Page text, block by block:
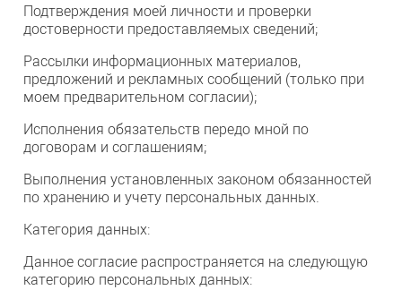
Подтверждения моей личности и проверки
достоверности предоставляемых сведений;
Рассылки информационных материалов,
предложений и рекламных сообщений (только при
моем предварительном согласии);
Исполнения обязательств передо мной по
договорам и соглашениям;
Выполнения установленных законом обязанностей
по хранению и учету персональных данных.
Категория данных:
Данное согласие распространяется на следующую
категорию персональных данных: